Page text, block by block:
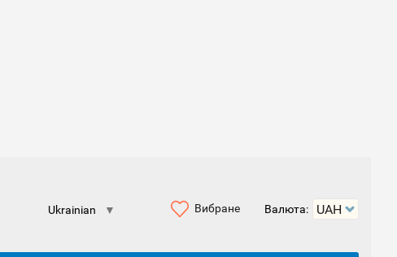
Ukrainian ▼ Вибране Валюта: